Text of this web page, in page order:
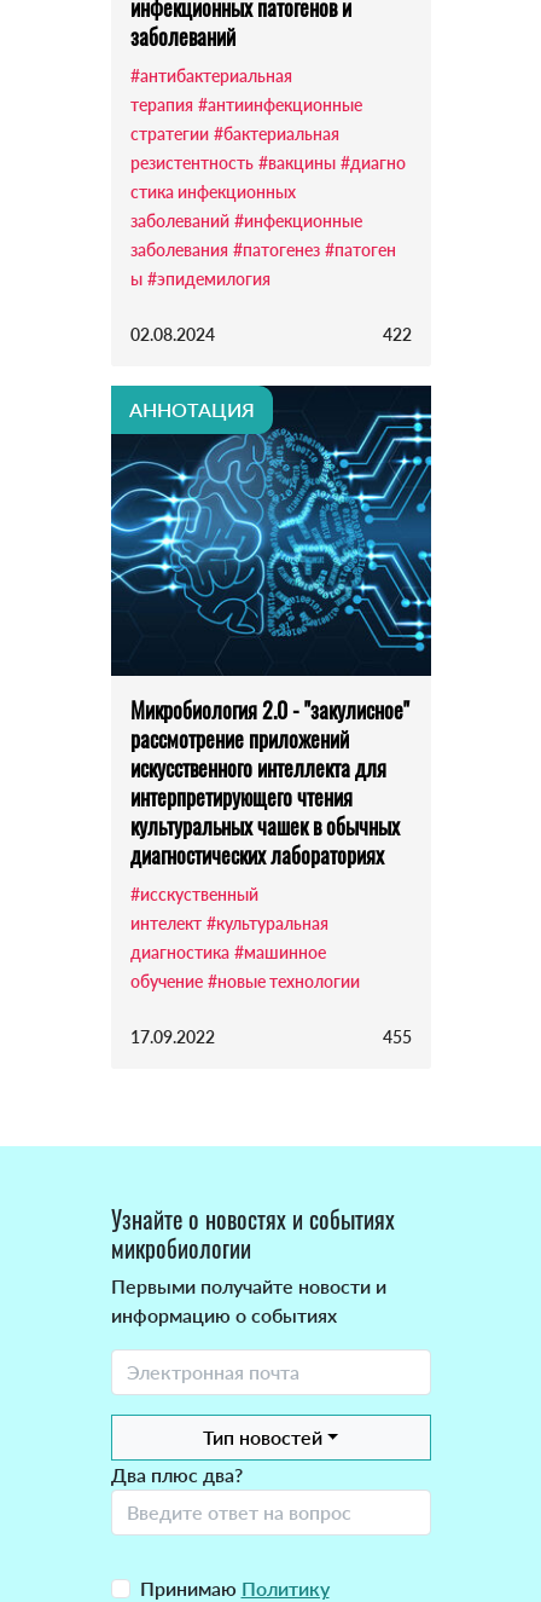
инфекционных патогенов и
заболеваний
#антибактериальная
терапия #антиинфекционные
стратегии #бактериальная
резистентность #вакцины #диагно
стика инфекционных
заболеваний #инфекционные
заболевания #патогенез #патоген
ы #эпидемилогия
02.08.2024 422
АННОТАЦИЯ
Микробиология 2.0 - "закулисное"
рассмотрение приложений
искусственного интеллекта для
интерпретирующего чтения
культуральных чашек в обычных
диагностических лабораториях
#исскуственный
интелект #культуральная
диагностика #машинное
обучение #новые технологии
17.09.2022 455
Узнайте о новостях и событиях
микробиологии
Первыми получайте новости и
информацию о событиях
Тип новостей
Два плюс два?
Принимаю Политику